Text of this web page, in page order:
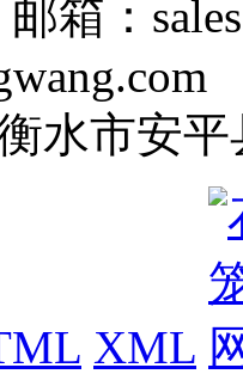
箱：
水市安
XML